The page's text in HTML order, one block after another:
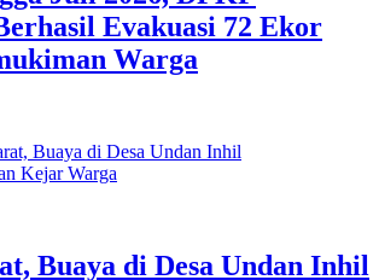
Evakuasi 72 Ekor
Warga
Buaya di Desa Undan Inhil